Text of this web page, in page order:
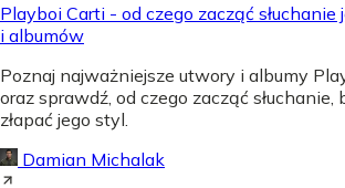
Playboi Carti - od czego zacząć
i albumów
Poznaj najważniejsze utwory i albumy
oraz sprawdź, od czego zacząć słuchanie,
złapać jego styl.
Damian Michalak